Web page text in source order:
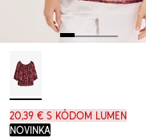
20,39 € s kódom LUMEN
novinka